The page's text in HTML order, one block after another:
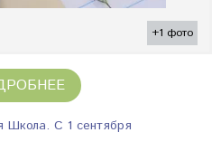
+1 фото
Школа. С 1 сентября